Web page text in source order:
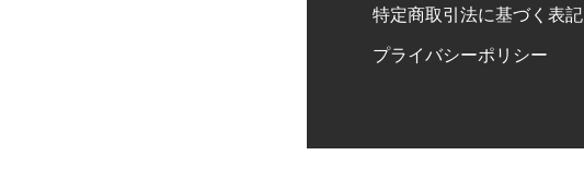
特定商取引法に基づく表記
プライバシーポリシー